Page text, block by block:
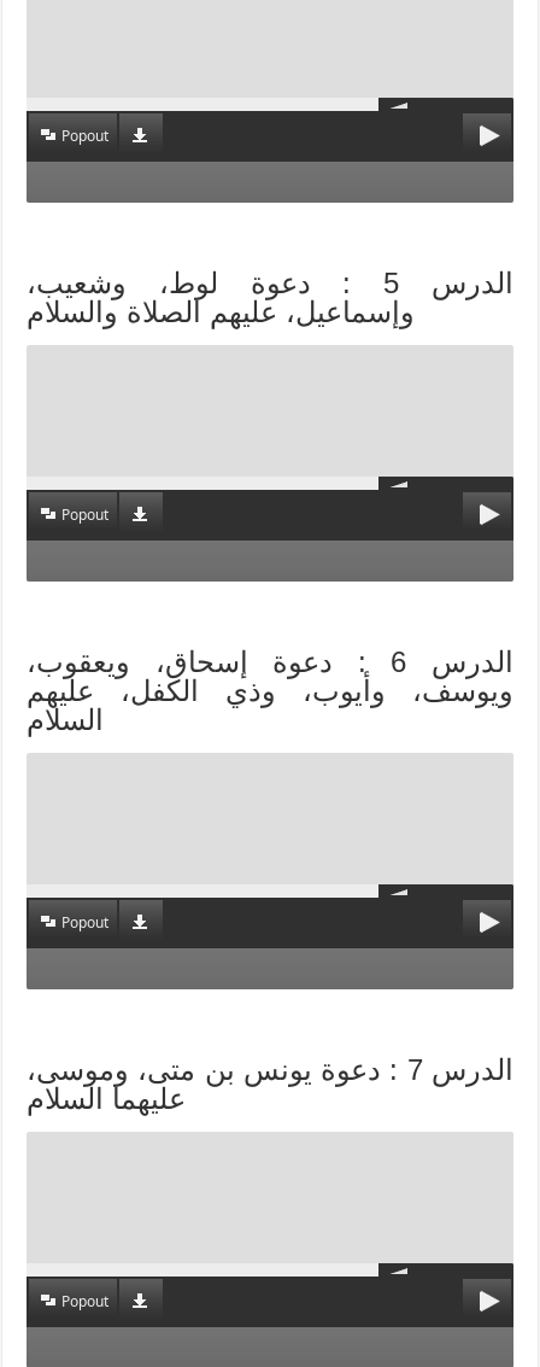
Popout
الدرس 5 : دعوة لوط، وشعيب،
وإسماعيل، عليهم الصلاة والسلام
Popout
الدرس 6 : دعوة إسحاق، ويعقوب،
ويوسف، وأيوب، وذي الكفل، عليهم
السلام
Popout
الدرس 7 : دعوة يونس بن متى، وموسى،
عليهما السلام
Popout